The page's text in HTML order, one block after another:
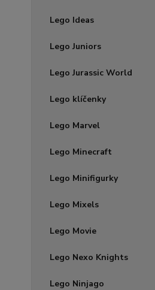
Lego Ideas
Lego Juniors
Lego Jurassic World
Lego klíčenky
Lego Marvel
Lego Minecraft
Lego Minifigurky
Lego Mixels
Lego Movie
Lego Nexo Knights
Lego Ninjago